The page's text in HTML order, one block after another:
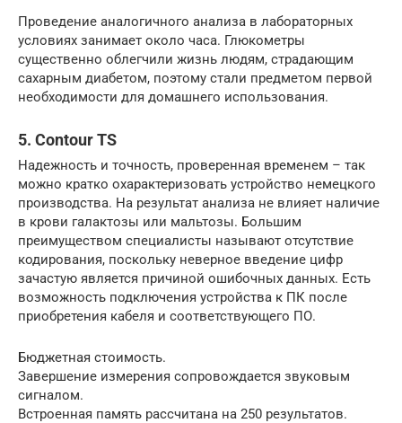
Проведение аналогичного анализа в лабораторных
условиях занимает около часа. Глюкометры
существенно облегчили жизнь людям, страдающим
сахарным диабетом, поэтому стали предметом первой
необходимости для домашнего использования.
5. Contour TS
Надежность и точность, проверенная временем – так
можно кратко охарактеризовать устройство немецкого
производства. На результат анализа не влияет наличие
в крови галактозы или мальтозы. Большим
преимуществом специалисты называют отсутствие
кодирования, поскольку неверное введение цифр
зачастую является причиной ошибочных данных. Есть
возможность подключения устройства к ПК после
приобретения кабеля и соответствующего ПО.
Бюджетная стоимость.
Завершение измерения сопровождается звуковым
сигналом.
Встроенная память рассчитана на 250 результатов.